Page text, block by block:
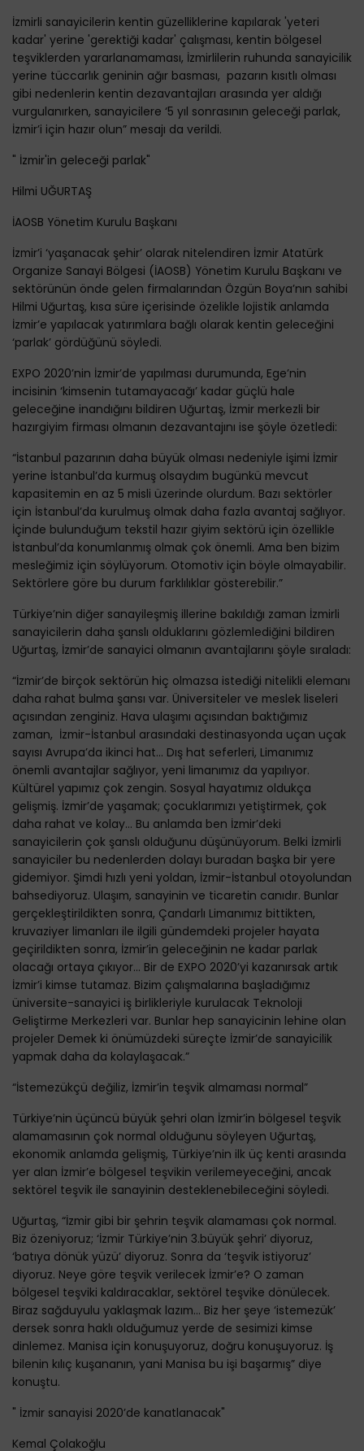
İzmirli sanayicilerin kentin güzelliklerine kapılarak 'yeteri
kadar' yerine 'gerektiği kadar' çalışması, kentin bölgesel
teşviklerden yararlanamaması, İzmirlilerin ruhunda sanayicilik
yerine tüccarlık geninin ağır basması, pazarın kısıtlı olması
gibi nedenlerin kentin dezavantajları arasında yer aldığı
vurgulanırken, sanayicilere ‘5 yıl sonrasının geleceği parlak,
İzmir’i için hazır olun” mesajı da verildi.
" İzmir'in geleceği parlak"
Hilmi UĞURTAŞ
İAOSB Yönetim Kurulu Başkanı
İzmir’i ‘yaşanacak şehir’ olarak nitelendiren İzmir Atatürk
Organize Sanayi Bölgesi (İAOSB) Yönetim Kurulu Başkanı ve
sektörünün önde gelen firmalarından Özgün Boya’nın sahibi
Hilmi Uğurtaş, kısa süre içerisinde özelikle lojistik anlamda
İzmir’e yapılacak yatırımlara bağlı olarak kentin geleceğini
‘parlak’ gördüğünü söyledi.
EXPO 2020’nin İzmir’de yapılması durumunda, Ege’nin
incisinin ‘kimsenin tutamayacağı’ kadar güçlü hale
geleceğine inandığını bildiren Uğurtaş, İzmir merkezli bir
hazırgiyim firması olmanın dezavantajını ise şöyle özetledi:
“İstanbul pazarının daha büyük olması nedeniyle işimi İzmir
yerine İstanbul’da kurmuş olsaydım bugünkü mevcut
kapasitemin en az 5 misli üzerinde olurdum. Bazı sektörler
için İstanbul’da kurulmuş olmak daha fazla avantaj sağlıyor.
İçinde bulunduğum tekstil hazır giyim sektörü için özellikle
İstanbul’da konumlanmış olmak çok önemli. Ama ben bizim
mesleğimiz için söylüyorum. Otomotiv için böyle olmayabilir.
Sektörlere göre bu durum farklılıklar gösterebilir.”
Türkiye’nin diğer sanayileşmiş illerine bakıldığı zaman İzmirli
sanayicilerin daha şanslı olduklarını gözlemlediğini bildiren
Uğurtaş, İzmir’de sanayici olmanın avantajlarını şöyle sıraladı:
“İzmir’de birçok sektörün hiç olmazsa istediği nitelikli elemanı
daha rahat bulma şansı var. Üniversiteler ve meslek liseleri
açısından zenginiz. Hava ulaşımı açısından baktığımız
zaman, İzmir-İstanbul arasındaki destinasyonda uçan uçak
sayısı Avrupa’da ikinci hat... Dış hat seferleri, Limanımız
önemli avantajlar sağlıyor, yeni limanımız da yapılıyor.
Kültürel yapımız çok zengin. Sosyal hayatımız oldukça
gelişmiş. İzmir’de yaşamak; çocuklarımızı yetiştirmek, çok
daha rahat ve kolay… Bu anlamda ben İzmir’deki
sanayicilerin çok şanslı olduğunu düşünüyorum. Belki İzmirli
sanayiciler bu nedenlerden dolayı buradan başka bir yere
gidemiyor. Şimdi hızlı yeni yoldan, İzmir-İstanbul otoyolundan
bahsediyoruz. Ulaşım, sanayinin ve ticaretin canıdır. Bunlar
gerçekleştirildikten sonra, Çandarlı Limanımız bittikten,
kruvaziyer limanları ile ilgili gündemdeki projeler hayata
geçirildikten sonra, İzmir’in geleceğinin ne kadar parlak
olacağı ortaya çıkıyor… Bir de EXPO 2020’yi kazanırsak artık
İzmir’i kimse tutamaz. Bizim çalışmalarına başladığımız
üniversite-sanayici iş birlikleriyle kurulacak Teknoloji
Geliştirme Merkezleri var. Bunlar hep sanayicinin lehine olan
projeler Demek ki önümüzdeki süreçte İzmir’de sanayicilik
yapmak daha da kolaylaşacak.”
“İstemezükçü değiliz, İzmir’in teşvik almaması normal”
Türkiye’nin üçüncü büyük şehri olan İzmir’in bölgesel teşvik
alamamasının çok normal olduğunu söyleyen Uğurtaş,
ekonomik anlamda gelişmiş, Türkiye’nin ilk üç kenti arasında
yer alan İzmir’e bölgesel teşvikin verilemeyeceğini, ancak
sektörel teşvik ile sanayinin desteklenebileceğini söyledi.
Uğurtaş, “İzmir gibi bir şehrin teşvik alamaması çok normal.
Biz özeniyoruz; ‘İzmir Türkiye’nin 3.büyük şehri’ diyoruz,
‘batıya dönük yüzü’ diyoruz. Sonra da ‘teşvik istiyoruz’
diyoruz. Neye göre teşvik verilecek İzmir’e? O zaman
bölgesel teşviki kaldıracaklar, sektörel teşvike dönülecek.
Biraz sağduyulu yaklaşmak lazım... Biz her şeye ‘istemezük’
dersek sonra haklı olduğumuz yerde de sesimizi kimse
dinlemez. Manisa için konuşuyoruz, doğru konuşuyoruz. İş
bilenin kılıç kuşananın, yani Manisa bu işi başarmış” diye
konuştu.
" İzmir sanayisi 2020’de kanatlanacak"
Kemal Çolakoğlu